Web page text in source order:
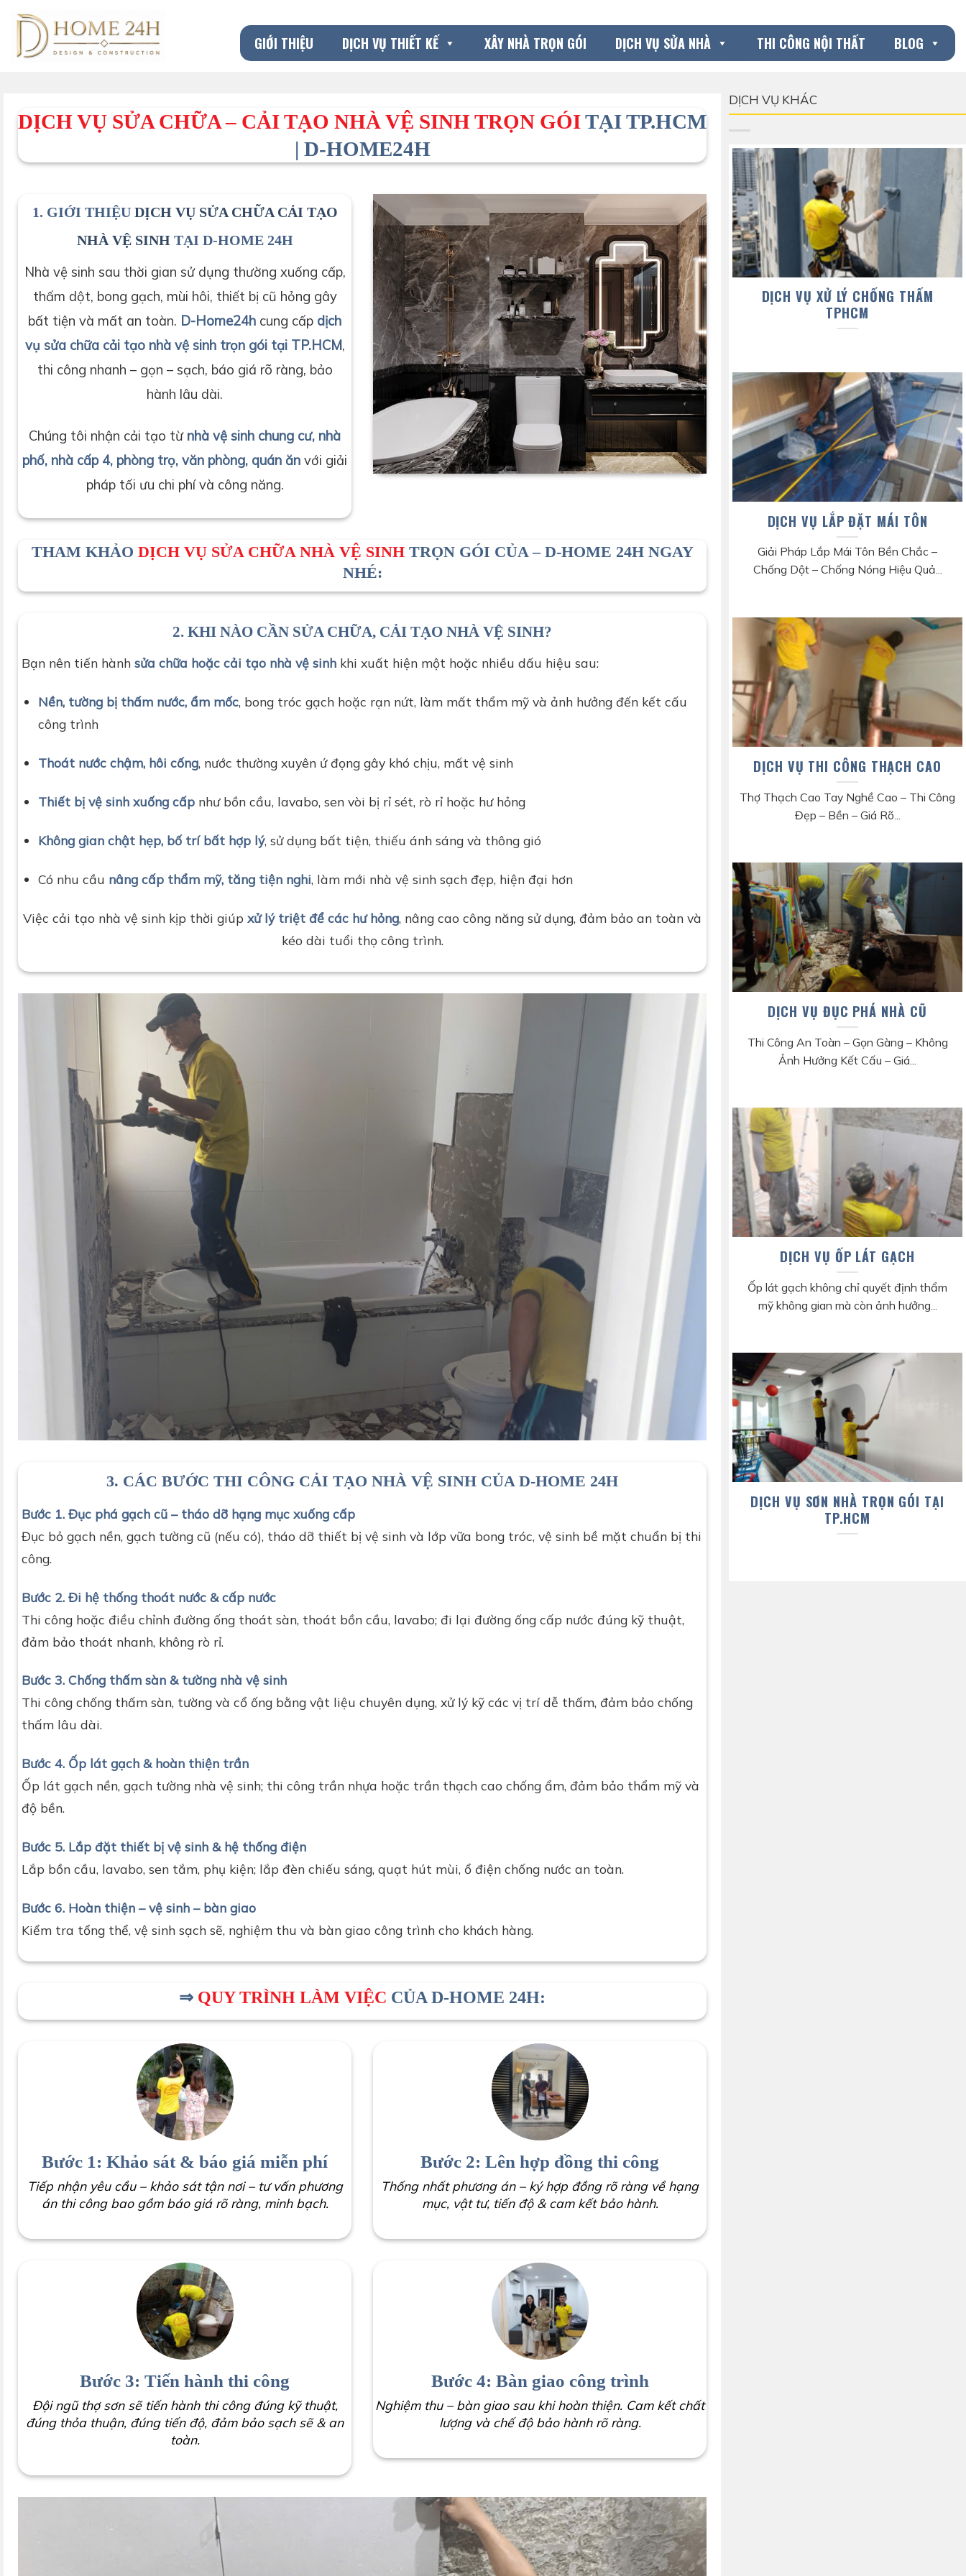
đến
GIỚI THIỆU DỊCH VỤ THIẾT KẾ XÂY NHÀ TRỌN GÓI DỊCH VỤ SỬA NHÀ THI CÔNG NỘI THẤT BLOG
DỊCH VỤ SỬA CHỮA – CẢI TẠO NHÀ VỆ SINH TRỌN GÓITẠI TP.HCM
| D-HOME24H
1. GIỚI THIỆU DỊCH VỤ SỬA CHỮA CẢI TẠO
NHÀ VỆ SINHTẠI D-HOME 24H
Nhà vệ sinh sau thời gian sử dụng thường xuống cấp,
thấm dột, bong gạch, mùi hôi, thiết bị cũ hỏng gây
bất tiện và mất an toàn. D-Home24h cung cấp dịch
vụ sửa chữa cải tạo nhà vệ sinh trọn gói tại TP.HCM,
thi công nhanh – gọn – sạch, báo giá rõ ràng, bảo
hành lâu dài.
Chúng tôi nhận cải tạo từ nhà vệ sinh chung cư, nhà
phố, nhà cấp 4, phòng trọ, văn phòng, quán ăn với giải
pháp tối ưu chi phí và công năng.
THAM KHẢO DỊCH VỤ SỬA CHỮA NHÀ VỆ SINHTRỌN GÓI CỦA – D-HOME 24H NGAY
NHÉ:
2. KHI NÀO CẦN SỬA CHỮA, CẢI TẠO NHÀ VỆ SINH?
Bạn nên tiến hành sửa chữa hoặc cải tạo nhà vệ sinh khi xuất hiện một hoặc nhiều dấu hiệu sau:
Nền, tường bị thấm nước, ẩm mốc, bong tróc gạch hoặc rạn nứt, làm mất thẩm mỹ và ảnh hưởng đến kết cấu
công trình
Thoát nước chậm, hôi cống, nước thường xuyên ứ đọng gây khó chịu, mất vệ sinh
Thiết bị vệ sinh xuống cấpnhư bồn cầu, lavabo, sen vòi bị rỉ sét, rò rỉ hoặc hư hỏng
Không gian chật hẹp, bố trí bất hợp lý, sử dụng bất tiện, thiếu ánh sáng và thông gió
Có nhu cầu nâng cấp thẩm mỹ, tăng tiện nghi, làm mới nhà vệ sinh sạch đẹp, hiện đại hơn
Việc cải tạo nhà vệ sinh kịp thời giúp xử lý triệt để các hư hỏng, nâng cao công năng sử dụng, đảm bảo an toàn và
kéo dài tuổi thọ công trình.
3. CÁC BƯỚC THI CÔNG CẢI TẠO NHÀ VỆ SINH CỦA D-HOME 24H
Bước 1. Đục phá gạch cũ – tháo dỡ hạng mục xuống cấp
Đục bỏ gạch nền, gạch tường cũ (nếu có), tháo dỡ thiết bị vệ sinh và lớp vữa bong tróc, vệ sinh bề mặt chuẩn bị thi
công.
Bước 2. Đi hệ thống thoát nước & cấp nước
Thi công hoặc điều chỉnh đường ống thoát sàn, thoát bồn cầu, lavabo; đi lại đường ống cấp nước đúng kỹ thuật,
đảm bảo thoát nhanh, không rò rỉ.
Bước 3. Chống thấm sàn & tường nhà vệ sinh
Thi công chống thấm sàn, tường và cổ ống bằng vật liệu chuyên dụng, xử lý kỹ các vị trí dễ thấm, đảm bảo chống
thấm lâu dài.
Bước 4. Ốp lát gạch & hoàn thiện trần
Ốp lát gạch nền, gạch tường nhà vệ sinh; thi công trần nhựa hoặc trần thạch cao chống ẩm, đảm bảo thẩm mỹ và
độ bền.
Bước 5. Lắp đặt thiết bị vệ sinh & hệ thống điện
Lắp bồn cầu, lavabo, sen tắm, phụ kiện; lắp đèn chiếu sáng, quạt hút mùi, ổ điện chống nước an toàn.
Bước 6. Hoàn thiện – vệ sinh – bàn giao
Kiểm tra tổng thể, vệ sinh sạch sẽ, nghiệm thu và bàn giao công trình cho khách hàng.
⇒ QUY TRÌNH LÀM VIỆC CỦA D-HOME 24H:
Bước 1: Khảo sát & báo giá miễn phí
Tiếp nhận yêu cầu – khảo sát tận nơi – tư vấn phương
án thi công bao gồm báo giá rõ ràng, minh bạch.
Bước 2: Lên hợp đồng thi công
Thống nhất phương án – ký hợp đồng rõ ràng về hạng
mục, vật tư, tiến độ & cam kết bảo hành.
Bước 3: Tiến hành thi công
Đội ngũ thợ sơn sẽ tiến hành thi công đúng kỹ thuật,
đúng thỏa thuận, đúng tiến độ, đảm bảo sạch sẽ & an
toàn.
Bước 4: Bàn giao công trình
Nghiệm thu – bàn giao sau khi hoàn thiện. Cam kết chất
lượng và chế độ bảo hành rõ ràng.
DỊCH VỤ KHÁC
DỊCH VỤ XỬ LÝ CHỐNG THẤM
TPHCM
DỊCH VỤ LẮP ĐẶT MÁI TÔN
Giải Pháp Lắp Mái Tôn Bền Chắc –
Chống Dột – Chống Nóng Hiệu Quả...
DỊCH VỤ THI CÔNG THẠCH CAO
Thợ Thạch Cao Tay Nghề Cao – Thi Công
Đẹp – Bền – Giá Rõ...
DỊCH VỤ ĐỤC PHÁ NHÀ CŨ
Thi Công An Toàn – Gọn Gàng – Không
Ảnh Hưởng Kết Cấu – Giá...
DỊCH VỤ ỐP LÁT GẠCH
Ốp lát gạch không chỉ quyết định thẩm
mỹ không gian mà còn ảnh hưởng...
DỊCH VỤ SƠN NHÀ TRỌN GÓI TẠI
TP.HCM